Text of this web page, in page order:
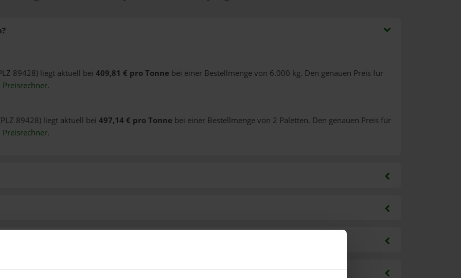
89428) liegt aktuell bei 409,81 € pro Tonne bei einer Bestellmenge von 6.000 kg. Den genauen Preis für
Preisrechner.
89428) liegt aktuell bei 497,14 € pro Tonne bei einer Bestellmenge von 2 Paletten. Den genauen Preis für
Preisrechner.